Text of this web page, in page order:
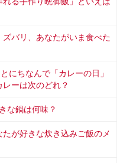
バリ、あなたがいま食べた
にちなんで「カレーの日」
ーは次のどれ？
な鍋は何味？
が好きな炊き込みご飯のメ